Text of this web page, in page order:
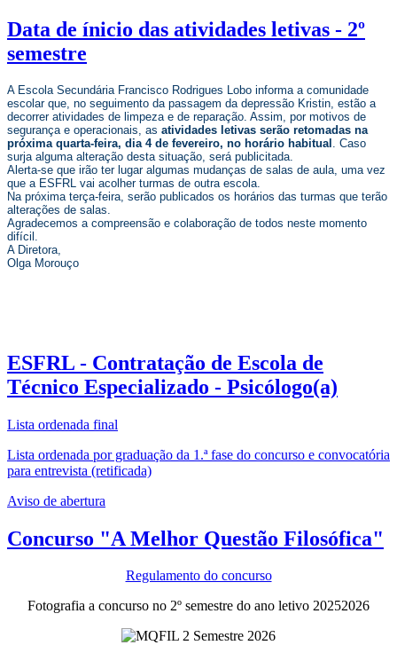
Data de ínicio das atividades letivas - 2º
semestre
A Escola Secundária Francisco Rodrigues Lobo informa a comunidade
escolar que, no seguimento da passagem da depressão Kristin, estão a
decorrer atividades de limpeza e de reparação. Assim, por motivos de
segurança e operacionais, as atividades letivas serão retomadas na
próxima quarta-feira, dia 4 de fevereiro, no horário habitual
. Caso
surja alguma alteração desta situação, será publicitada.
Alerta-se que irão ter lugar algumas mudanças de salas de aula, uma vez
que a ESFRL vai acolher turmas de outra escola.
Na próxima terça-feira, serão publicados os horários das turmas que terão
alterações de salas.
Agradecemos a compreensão e colaboração de todos neste momento
difícil.
A Diretora,
Olga Morouço
ESFRL - Contratação de Escola de
Técnico Especializado - Psicólogo(a)
Lista ordenada final
Lista ordenada por graduação da 1.ª fase do concurso e convocatória
para entrevista (retificada)
Aviso de abertura
Concurso "A Melhor Questão Filosófica"
Regulamento do concurso
Fotografia a concurso no 2º semestre do ano letivo 20252026